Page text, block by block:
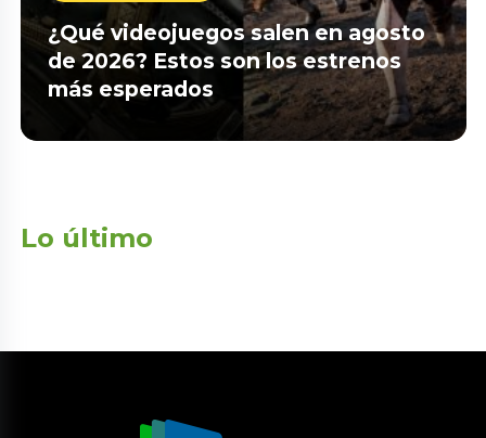
¿Qué videojuegos salen en agosto
de 2026? Estos son los estrenos
más esperados
Lo último